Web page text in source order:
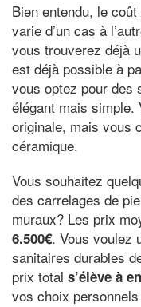
Bien entendu, le
varie d’un cas à
vous trouverez déjà
est déjà possible à
vous optez pour des
élégant mais
originale, mais vous
céramique.
Vous souhaitez
des carrelages de
muraux? Les prix
6.500€. Vous voulez
sanitaires durables
prix total s’élève à
vos choix